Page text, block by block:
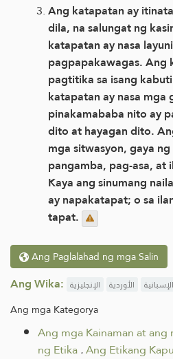
Ang katapatan ay
dila, na salungat ng
katapatan ay nasa
pagpapakawagas. Ang
pagtitika sa isang
katapatan ay nasa mga
pinakamababa nito ay
dito at hayagan dito.
mga sitwasyon, gaya
pangamba, pag-asa, at
Kaya ang sinumang
ay napakatapat; o sa
tapat.
Ang Paglalahad ng mga Salin
Ang Wika: الإنجليزية الأوردية الإسبانية
Ang mga Kategorya
Ang mga Kainaman at ang
ng Etika.Ang Etikang